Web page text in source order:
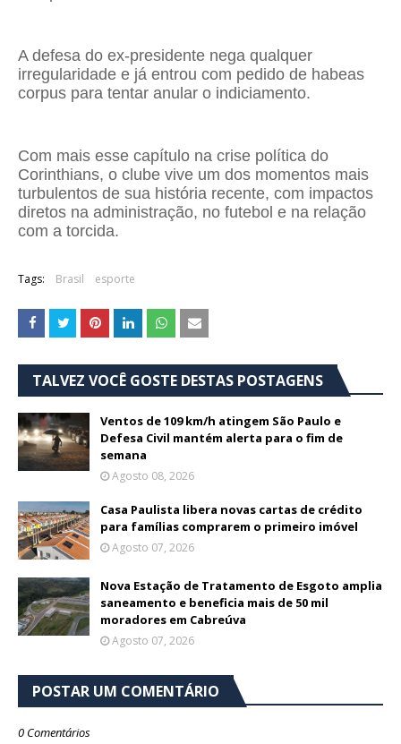
A defesa do ex-presidente nega qualquer
irregularidade e já entrou com pedido de habeas
corpus para tentar anular o indiciamento.
Com mais esse capítulo na crise política do
Corinthians, o clube vive um dos momentos mais
turbulentos de sua história recente, com impactos
diretos na administração, no futebol e na relação
com a torcida.
Tags: Brasil esporte
TALVEZ VOCÊ GOSTE DESTAS POSTAGENS
Ventos de 109 km/h atingem São Paulo e
Defesa Civil mantém alerta para o fim de
semana
Agosto 08, 2026
Casa Paulista libera novas cartas de crédito
para famílias comprarem o primeiro imóvel
Agosto 07, 2026
Nova Estação de Tratamento de Esgoto amplia
saneamento e beneficia mais de 50 mil
moradores em Cabreúva
Agosto 07, 2026
POSTAR UM COMENTÁRIO
0 Comentários